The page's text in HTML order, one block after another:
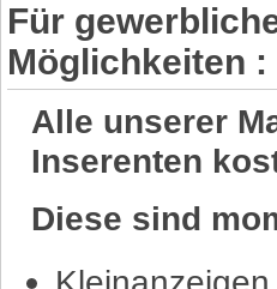
Für
Möglichkeiten :
Alle unserer
Inserenten
Diese sind